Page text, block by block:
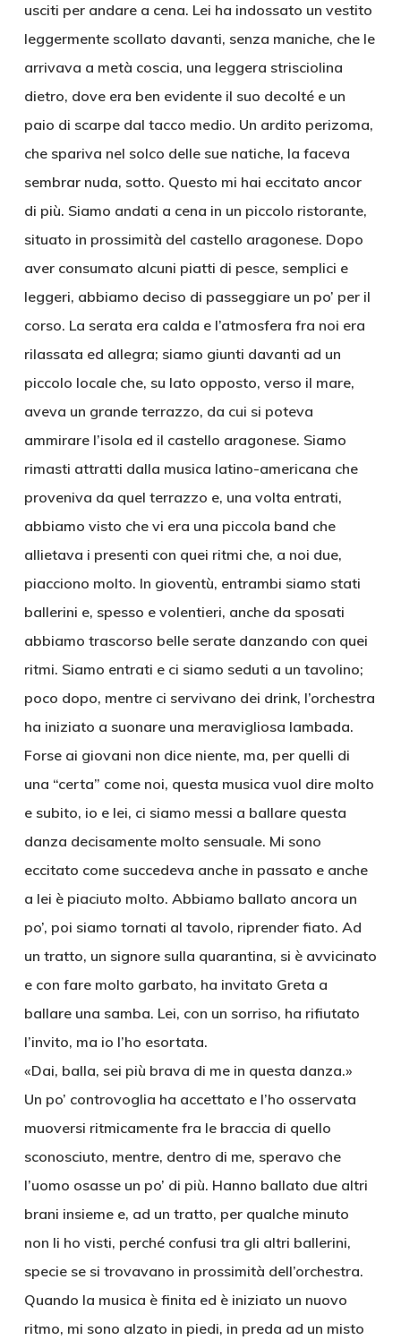
usciti per andare a cena. Lei ha indossato un vestito
leggermente scollato davanti, senza maniche, che le
arrivava a metà coscia, una leggera strisciolina
dietro, dove era ben evidente il suo decolté e un
paio di scarpe dal tacco medio. Un ardito perizoma,
che spariva nel solco delle sue natiche, la faceva
sembrar nuda, sotto. Questo mi hai eccitato ancor
di più. Siamo andati a cena in un piccolo ristorante,
situato in prossimità del castello aragonese. Dopo
aver consumato alcuni piatti di pesce, semplici e
leggeri, abbiamo deciso di passeggiare un po’ per il
corso. La serata era calda e l’atmosfera fra noi era
rilassata ed allegra; siamo giunti davanti ad un
piccolo locale che, su lato opposto, verso il mare,
aveva un grande terrazzo, da cui si poteva
ammirare l’isola ed il castello aragonese. Siamo
rimasti attratti dalla musica latino-americana che
proveniva da quel terrazzo e, una volta entrati,
abbiamo visto che vi era una piccola band che
allietava i presenti con quei ritmi che, a noi due,
piacciono molto. In gioventù, entrambi siamo stati
ballerini e, spesso e volentieri, anche da sposati
abbiamo trascorso belle serate danzando con quei
ritmi. Siamo entrati e ci siamo seduti a un tavolino;
poco dopo, mentre ci servivano dei drink, l’orchestra
ha iniziato a suonare una meravigliosa lambada.
Forse ai giovani non dice niente, ma, per quelli di
una “certa” come noi, questa musica vuol dire molto
e subito, io e lei, ci siamo messi a ballare questa
danza decisamente molto sensuale. Mi sono
eccitato come succedeva anche in passato e anche
a lei è piaciuto molto. Abbiamo ballato ancora un
po’, poi siamo tornati al tavolo, riprender fiato. Ad
un tratto, un signore sulla quarantina, si è avvicinato
e con fare molto garbato, ha invitato Greta a
ballare una samba. Lei, con un sorriso, ha rifiutato
l’invito, ma io l’ho esortata.
«Dai, balla, sei più brava di me in questa danza.»
Un po’ controvoglia ha accettato e l’ho osservata
muoversi ritmicamente fra le braccia di quello
sconosciuto, mentre, dentro di me, speravo che
l’uomo osasse un po’ di più. Hanno ballato due altri
brani insieme e, ad un tratto, per qualche minuto
non li ho visti, perché confusi tra gli altri ballerini,
specie se si trovavano in prossimità dell’orchestra.
Quando la musica è finita ed è iniziato un nuovo
ritmo, mi sono alzato in piedi, in preda ad un misto